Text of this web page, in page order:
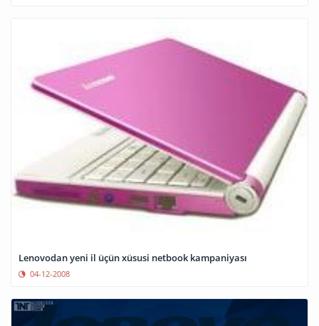
Lenovodan yeni il üçün xüsusi netbook kampaniyası
04-12-2008